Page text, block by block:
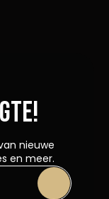
nieuwe
en meer.